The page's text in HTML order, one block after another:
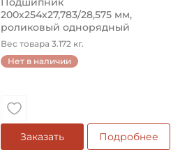
200х254х27,783/28,575 мм,
роликовый однорядный
конический на ...
Вес товара 3.172 кг.
Нет в наличии
Заказать Подробнее